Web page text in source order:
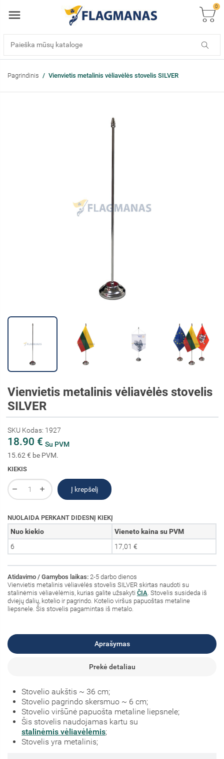
0
Pagrindinis Vienvietis metalinis vėliavėlės stovelis SILVER
Vienvietis metalinis vėliavėlės stovelis
SILVER
SKU Kodas: 1927
18.90 € Su PVM
15.62 € be PVM.
KIEKIS
Į krepšelį
NUOLAIDA PERKANT DIDESNĮ KIEKĮ
Nuo kiekio
Vieneto kaina su PVM
6
17,01 €
Atidavimo / Gamybos laikas: 2-5 darbo dienos
Vienvietis metalinis vėliavėlės stovelis SILVER skirtas naudoti su
stalinėmis vėliavėlėmis, kurias galite užsakyti ČIA. Stovelis susideda iš
dviejų dalių, kotelio ir pagrindo. Kotelio viršus papuoštas metaline
liepsnele. Šis stovelis pagamintas iš metalo.
Aprašymas
Prekė detaliau
Stovelio aukštis ~ 36 cm;
Stovelio pagrindo skersmuo ~ 6 cm;
Stovelio viršūnė papuošta metaline liepsnele;
Šis stovelis naudojamas kartu su
stalinėmis vėliavėlėmis;
Stovelis yra metalinis;